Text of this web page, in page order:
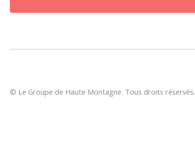
© Le Groupe de Haute Montagne. Tous droits réservés.